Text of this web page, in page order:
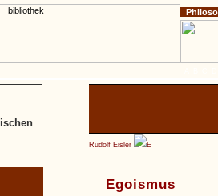
Rudolf Eisler E
Egoismus